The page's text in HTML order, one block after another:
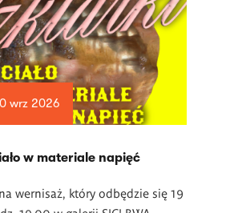
wrz 2026
w materiale napięć
wernisaż, który odbędzie się 19